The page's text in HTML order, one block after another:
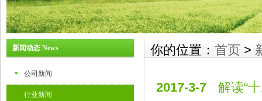
新闻动态 News
公司新闻
行业新闻
你的位置： 首页 >
2017-3-7
解读“